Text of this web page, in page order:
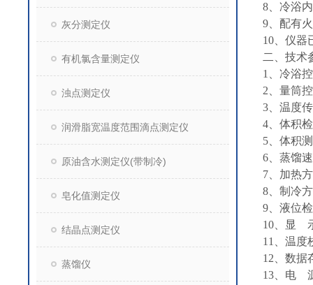
灰分测定仪
有机氯含量测定仪
浊点测定仪
润滑脂宽温度范围滴点测定仪
原油含水测定仪(带制冷)
皂化值测定仪
结晶点测定仪
蒸馏仪
8、冷浴
9、配有
10、仪器
二、技术
1、冷浴
2、量筒
3、温度
4、体积
5、体积
6、蒸馏
7、加热
8、制冷
9、液位
10、显
11、温度
12、数据
13、电